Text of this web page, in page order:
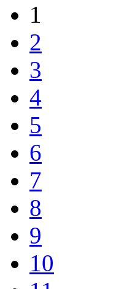
1
2
3
4
5
6
7
8
9
10